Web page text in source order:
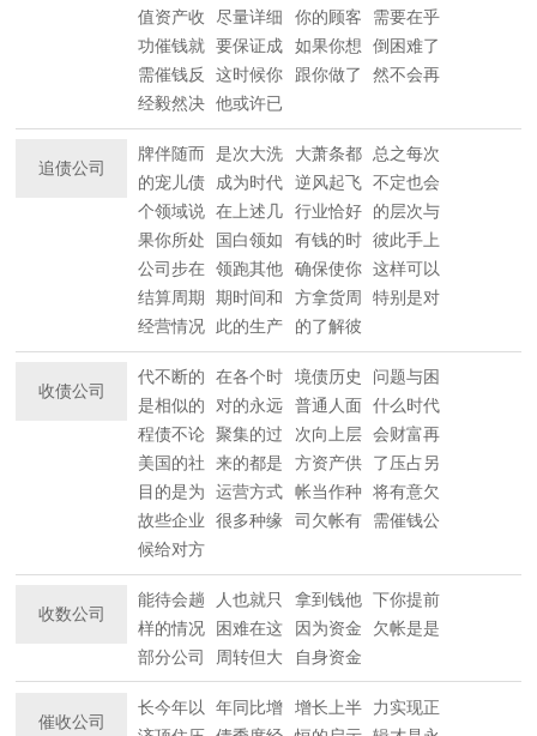
值资产收
尽量详细 你的顾客
需要在乎
功催钱就 要保证成 如果你想
倒困难了
需催钱反
这时候你 跟你做了
然不会再
经毅然决 他或许已
追债公司
牌伴随而 是次大洗 大萧条都 总之每次
的宠儿债
成为时代 逆风起飞 不定也会
个领域说 在上述几 行业恰好
的层次与
果你所处
国白领如 有钱的时 彼此手上
公司步在 领跑其他 确保使你 这样可以
结算周期
期时间和 方拿货周
特别是对
经营情况
此的生产 的了解彼
收债公司
代不断的 在各个时 境债历史
问题与困
是相似的
对的永远 普通人面 什么时代
程债不论 聚集的过 次向上层 会财富再
美国的社
来的都是 方资产供
了压占另
目的是为
运营方式 帐当作种
将有意欠
故些企业
很多种缘 司欠帐有
需催钱公
候给对方
收数公司
能待会趟 人也就只 拿到钱他 下你提前
样的情况
困难在这 因为资金
欠帐是是
部分公司
周转但大 自身资金
催收公司
长今年以 年同比增 增长上半
力实现正